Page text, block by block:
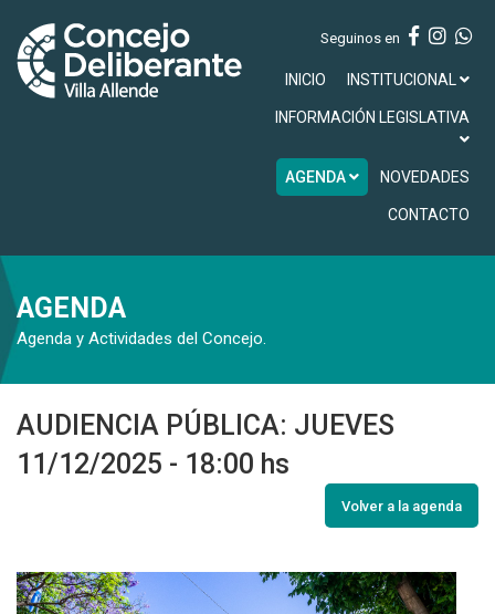
Seguinos en
INICIO INSTITUCIONAL
INFORMACIÓN LEGISLATIVA
AGENDA NOVEDADES
CONTACTO
AGENDA
Agenda y Actividades del Concejo.
AUDIENCIA PÚBLICA: JUEVES
11/12/2025 - 18:00 hs
Volver a la agenda